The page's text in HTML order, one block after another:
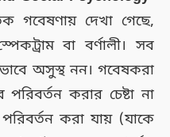
গবেষণায় দেখা গেছে,
বা বর্ণালী। সব
অসুস্থ নন। গবেষকরা
করার চেষ্টা না
করা যায় (যাকে